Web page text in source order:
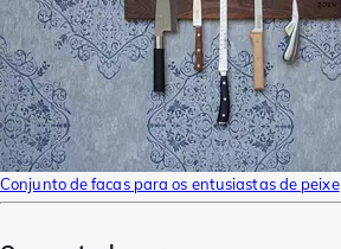
Conjunto de facas para os entusiastas de peixe